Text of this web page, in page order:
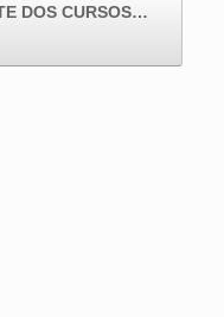
DOS CURSOS…